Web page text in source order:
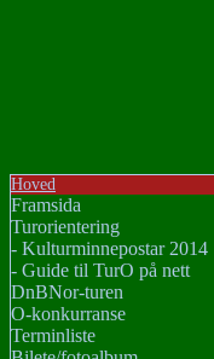
Hoved
Framsida
Turorientering
- Kulturminnepostar 2014
- Guide til TurO på nett
DnBNor-turen
O-konkurranse
Terminliste